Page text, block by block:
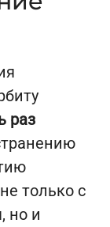
раз
только с
но и